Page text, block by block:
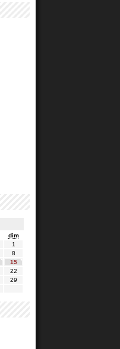
dim
1
8
15
22
29